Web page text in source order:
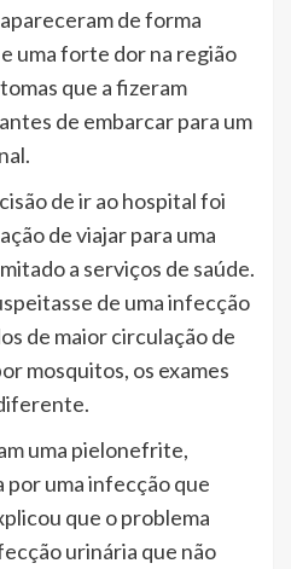
de forma
uma forte dor na região
que a fizeram
de embarcar para um
de ir ao hospital foi
de viajar para uma
a serviços de saúde.
de uma infecção
de maior circulação de
mosquitos, os exames
uma pielonefrite,
uma infecção que
que o problema
urinária que não